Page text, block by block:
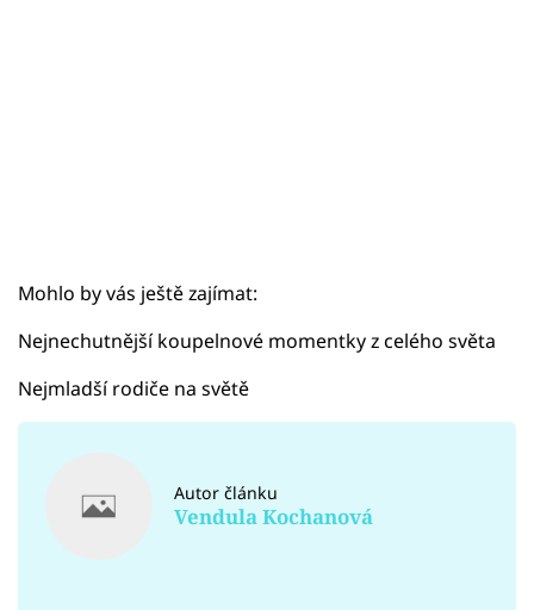
Mohlo by vás ještě zajímat:
Nejnechutnější koupelnové momentky z celého světa
Nejmladší rodiče na světě
Autor článku
Vendula Kochanová